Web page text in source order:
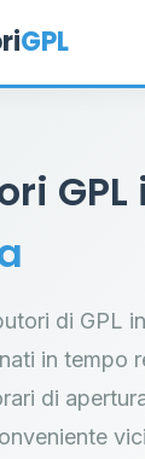
GPL
GPL
di GPL
in tempo
di